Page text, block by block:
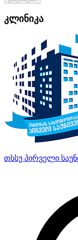
კლინიკა
თსსუ პირველი